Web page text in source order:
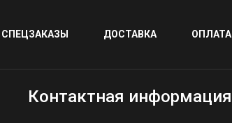
ДОСТАВКА ОПЛАТА
Контактная информация